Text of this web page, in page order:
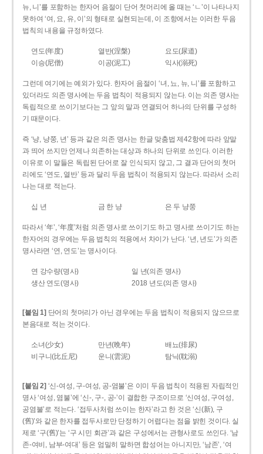
뉴, 니’를 포함하는 한자어 음절이 단어 첫머리에 올 때는 ‘ㄴ’이 나타나지
못하여 ‘여, 요, 유, 이’의 형태로 실현되는데, 이 조항에서는 이러한 두음
법칙의 내용을 규정하였다.
연도(年度) 열반(涅槃)
요도(尿道)
이승(尼僧)
이공(泥工) 익사(溺死)
그런데 여기에는 예외가 있다. 한자어 음절이 ‘녀, 뇨, 뉴, 니’를 포함하고
있더라도 의존 명사에는 두음 법칙이 적용되지 않는다. 이는 의존 명사는
독립적으로 쓰이기보다는 그 앞의 말과 연결되어 하나의 단위를 구성하
기 때문이다.
즉 ‘냥, 냥쭝, 년’ 등과 같은 의존 명사는 한글 맞춤법 제42항에 따라 앞말
과 띄어 쓰지만 언제나 의존하는 대상과 하나의 단위로 쓰인다. 이러한
이유로 이 말들은 독립된 단어로 잘 인식되지 않고, 그 결과 단어의 첫머
리에도 ‘연도, 열반’ 등과 달리 두음 법칙이 적용되지 않는다. 따라서 소리
나는 대로 적는다.
십 년 금 한 냥 은 두 냥쭝
따라서 ‘年’, ‘年度’처럼 의존 명사로 쓰이기도 하고 명사로 쓰이기도 하는
한자어의 경우에는 두음 법칙의 적용에서 차이가 난다. ‘년, 년도’가 의존
명사라면 ‘연, 연도’는 명사이다.
연 강수량(명사)
일 년(의존 명사)
생산 연도(명사)
2018 년도(의존 명사)
[붙임 1] 단어의 첫머리가 아닌 경우에는 두음 법칙이 적용되지 않으므로
본음대로 적는 것이다.
소녀(少女) 만년(晩年)
배뇨(排尿)
비구니(比丘尼)
운니(雲泥) 탐닉(耽溺)
[붙임 2] ‘신-여성, 구-여성, 공-염불’은 이미 두음 법칙이 적용된 자립적인
명사 ‘여성, 염불’에 ‘신-, 구-, 공-’이 결합한 구조이므로 ‘신여성, 구여성,
공염불’로 적는다. ‘접두사처럼 쓰이는 한자’라고 한 것은 ‘신(新), 구
(舊)’와 같은 한자를 접두사로만 단정하기 어렵다는 점을 밝힌 것이다. 실
제로 ‘구(舊)’는 ‘구 시민 회관’과 같은 구성에서는 관형사로도 쓰인다. ‘남
존­-여비, 남부-­여대’ 등은 엄밀히 말하면 합성어는 아니지만, ‘남존’, ‘여